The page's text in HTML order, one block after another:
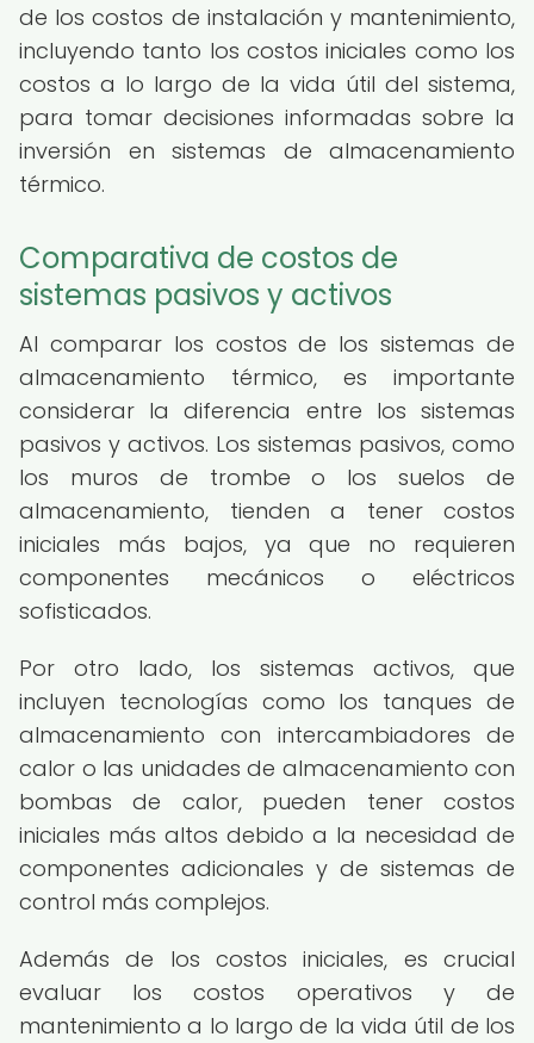
de los costos de instalación y mantenimiento,
incluyendo tanto los costos iniciales como los
costos a lo largo de la vida útil del sistema,
para tomar decisiones informadas sobre la
inversión en sistemas de almacenamiento
térmico.
Comparativa de costos de
sistemas pasivos y activos
Al comparar los costos de los sistemas de
almacenamiento térmico, es importante
considerar la diferencia entre los sistemas
pasivos y activos. Los sistemas pasivos, como
los muros de trombe o los suelos de
almacenamiento, tienden a tener costos
iniciales más bajos, ya que no requieren
componentes mecánicos o eléctricos
sofisticados.
Por otro lado, los sistemas activos, que
incluyen tecnologías como los tanques de
almacenamiento con intercambiadores de
calor o las unidades de almacenamiento con
bombas de calor, pueden tener costos
iniciales más altos debido a la necesidad de
componentes adicionales y de sistemas de
control más complejos.
Además de los costos iniciales, es crucial
evaluar los costos operativos y de
mantenimiento a lo largo de la vida útil de los